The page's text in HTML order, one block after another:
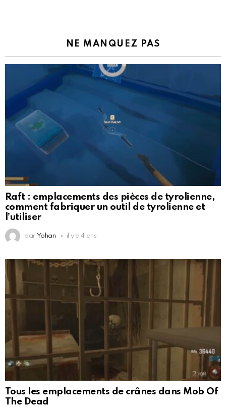
NE MANQUEZ PAS
Raft : emplacements des pièces de tyrolienne,
comment fabriquer un outil de tyrolienne et
l’utiliser
par Yohan il y a 4 ans
Tous les emplacements de crânes dans Mob Of
The Dead